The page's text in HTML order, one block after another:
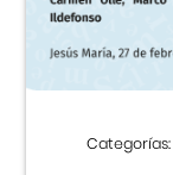
Categorías: